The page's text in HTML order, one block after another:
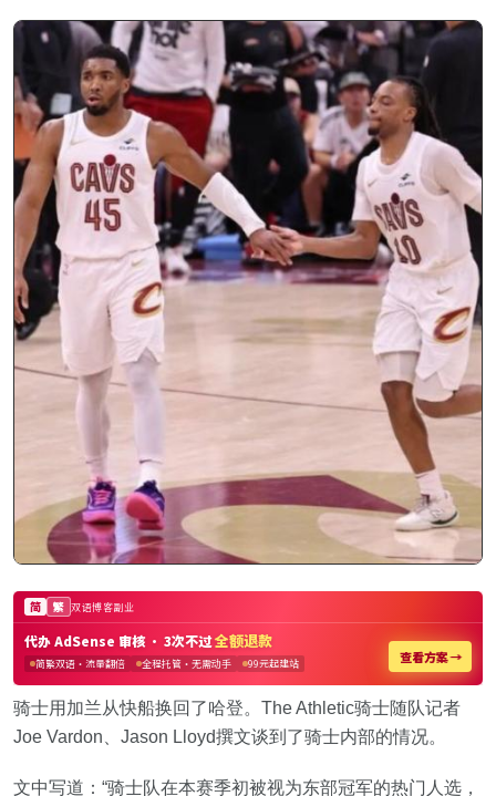
骑士用加兰从快船换回了哈登。The Athletic骑士随队记者
Joe Vardon、Jason Lloyd撰文谈到了骑士内部的情况。
文中写道：“骑士队在本赛季初被视为东部冠军的热门人选，